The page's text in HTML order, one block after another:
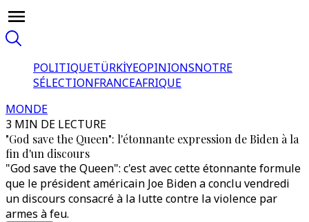
POLITIQUETÜRKİYEOPINIONSNOTRE
SÉLECTIONFRANCEAFRIQUE
MONDE
3 MIN DE LECTURE
"God save the Queen": l'étonnante expression de Biden à la
fin d'un discours
"God save the Queen": c'est avec cette étonnante formule
que le président américain Joe Biden a conclu vendredi
un discours consacré à la lutte contre la violence par
armes à feu.